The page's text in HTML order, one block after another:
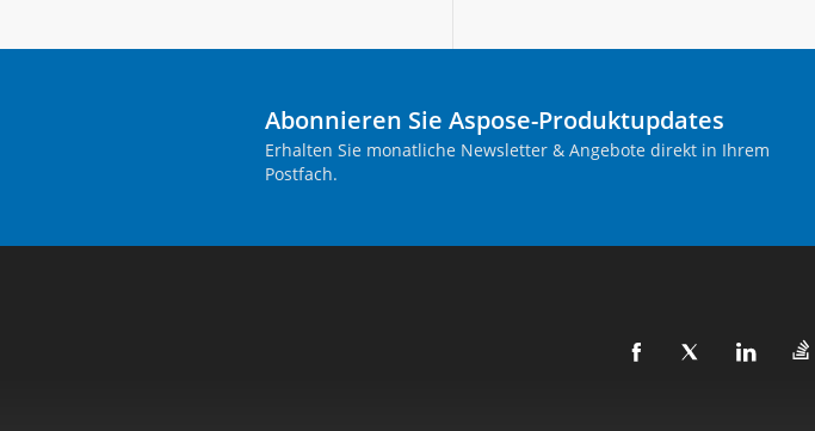
Abonnieren Sie Aspose-Produktupdates
Erhalten Sie monatliche Newsletter & Angebote direkt in Ihrem
Postfach.